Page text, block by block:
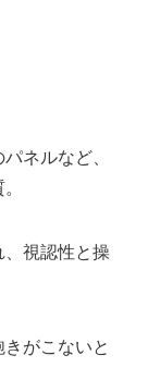
ネルなど、
視認性と操
がこないと